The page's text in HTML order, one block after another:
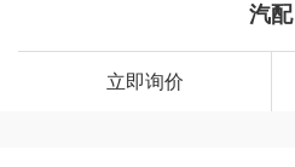
汽配
立即询价